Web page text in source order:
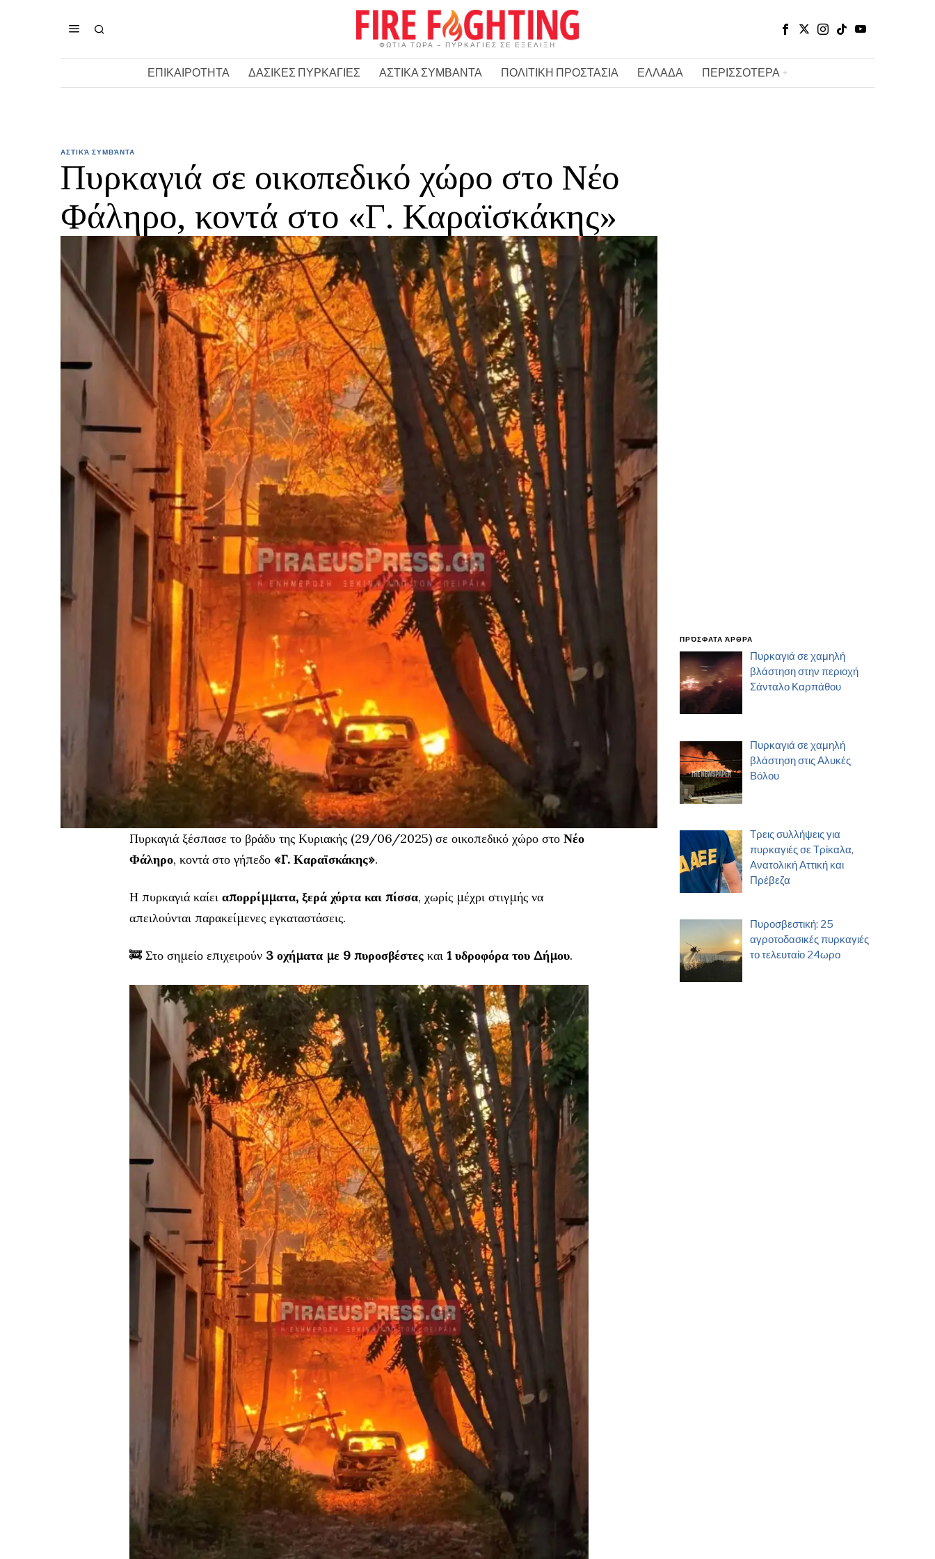
ΦΩΤΙΑ ΤΩΡΑ – ΠΥΡΚΑΓΙΕΣ ΣΕ ΕΞΕΛΙΞΗ
ΕΠΙΚΑΙΡΟΤΗΤΑ ΔΑΣΙΚΕΣ ΠΥΡΚΑΓΙΕΣ ΑΣΤΙΚΑ ΣΥΜΒΑΝΤΑ ΠΟΛΙΤΙΚΗ ΠΡΟΣΤΑΣΙΑ ΕΛΛΑΔΑ ΠΕΡΙΣΣΟΤΕΡΑ
ΑΣΤΙΚΆ ΣΥΜΒΆΝΤΑ
Πυρκαγιά σε οικοπεδικό χώρο στο Νέο
Φάληρο, κοντά στο «Γ. Καραϊσκάκης»
Πυρκαγιά ξέσπασε το βράδυ της Κυριακής (29/06/2025) σε οικοπεδικό χώρο στο Νέο
Φάληρο, κοντά στο γήπεδο «Γ. Καραϊσκάκης».
Η πυρκαγιά καίει απορρίμματα, ξερά χόρτα και πίσσα, χωρίς μέχρι στιγμής να
απειλούνται παρακείμενες εγκαταστάσεις.
🚒 Στο σημείο επιχειρούν 3 οχήματα με 9 πυροσβέστες και 1 υδροφόρα του Δήμου.
ΠΡΌΣΦΑΤΑ ΆΡΘΡΑ
Πυρκαγιά σε χαμηλή
βλάστηση στην περιοχή
Σάνταλο Καρπάθου
Πυρκαγιά σε χαμηλή
βλάστηση στις Αλυκές
Βόλου
Τρεις συλλήψεις για
πυρκαγιές σε Τρίκαλα,
Ανατολική Αττική και
Πρέβεζα
Πυροσβεστική: 25
αγροτοδασικές πυρκαγιές
το τελευταίο 24ωρο